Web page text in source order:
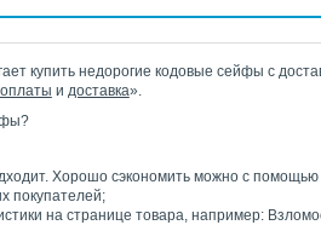
купить недорогие кодовые сейфы с
оплаты и доставка».
Хорошо сэкономить можно с помощью
покупателей;
на странице товара, например: